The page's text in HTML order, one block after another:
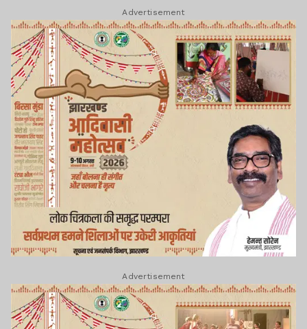
Advertisement
Advertisement